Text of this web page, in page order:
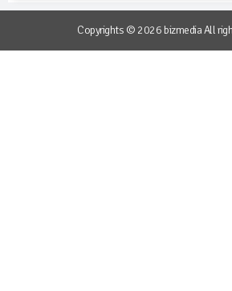
Copyrights © 2026 bizmedia All